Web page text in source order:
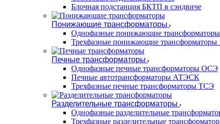
Блочная подстанция БКТП в сэндвиче
Понижающие трансформаторы
Однофазные понижающие трансформаторы
Трехфазные понижающие трансформаторы
Печные трансформаторы
Однофазные печные трансформаторы ОСЭ
Печные автотрансформаторы АТЭСК
Трехфазные печные трансформаторы ТСЭ
Разделительные трансформаторы
Однофазные разделительные
Трехфазные разделительные